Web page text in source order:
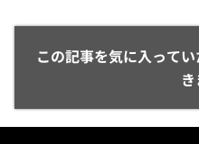
この記事を気に入って